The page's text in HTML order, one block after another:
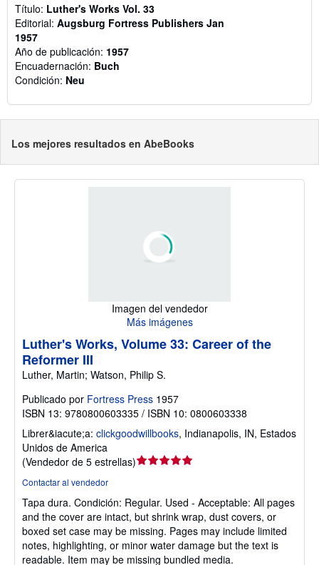
Título: Luther's Works Vol. 33
Editorial: Augsburg Fortress Publishers Jan
1957
Año de publicación: 1957
Encuadernación: Buch
Condición: Neu
Los mejores resultados en AbeBooks
Imagen del vendedor
Más imágenes
Luther's Works, Volume 33: Career of the
Reformer III
Luther, Martin; Watson, Philip S.
Publicado por Fortress Press 1957
ISBN 13: 9780800603335 / ISBN 10: 0800603338
Librer&iacute;a: clickgoodwillbooks, Indianapolis, IN, Estados
Unidos de America
(Vendedor de 5 estrellas)Calificación
5
de
5
estrellas
Contactar al vendedor
Tapa dura. Condición: Regular. Used - Acceptable: All pages
and the cover are intact, but shrink wrap, dust covers, or
boxed set case may be missing. Pages may include limited
notes, highlighting, or minor water damage but the text is
readable. Item may be missing bundled media.